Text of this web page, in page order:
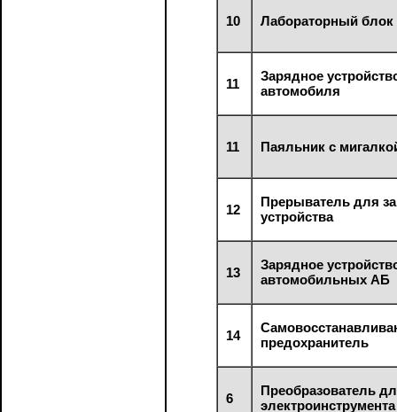
10 Лабораторный блок
11
Зарядное
автомобиля
11 Паяльник с
12
Прерыватель для
устройства
13
Зарядное
автомобильных АБ
14
предохранитель
6
Преобразователь
электроинструмента